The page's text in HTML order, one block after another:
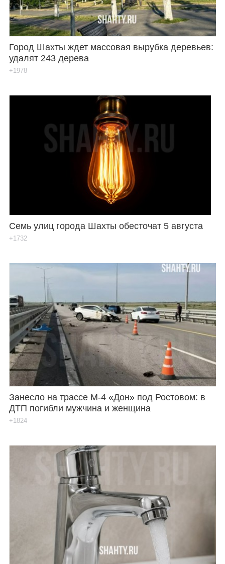
Город Шахты ждет массовая вырубка деревьев:
удалят 243 дерева
+1978
Семь улиц города Шахты обесточат 5 августа
+1732
Занесло на трассе М-4 «Дон» под Ростовом: в
ДТП погибли мужчина и женщина
+1824